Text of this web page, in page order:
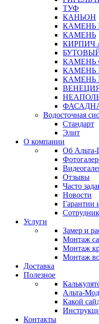
ТУФ
КАНЬОН
КАМЕНЬ
КАМЕНЬ
КИРПИЧ
КАМЕНЬ
КАМЕНЬ
КАМЕНЬ
Водосточная
Стандарт
Элит
О компании
Об
Отзывы
Часто
Новости
Гарантии
Услуги
Замер и
Монтаж
Монтаж
Монтаж
Доставка
Полезное
Альта-
Какой
Контакты